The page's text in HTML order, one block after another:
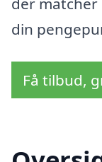
din
Få tilbud,